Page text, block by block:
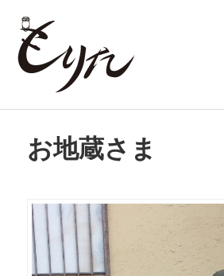
お地蔵さま